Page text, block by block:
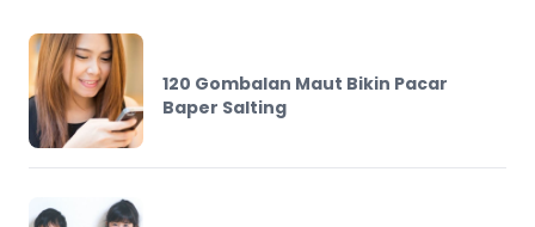
120 Gombalan Maut Bikin Pacar
Baper Salting